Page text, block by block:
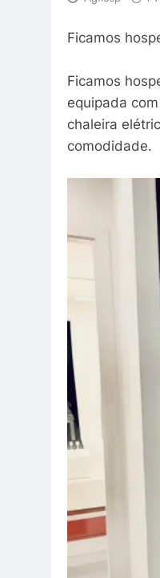
Ficamos
Ficamos
equipada
chaleira
comodidade.